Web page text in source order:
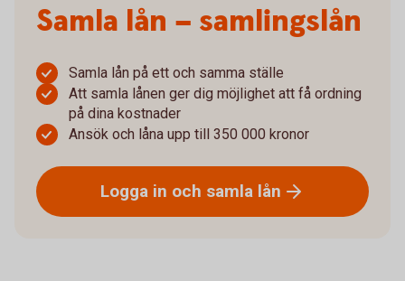
Samla lån – samlingslån
Samla lån på ett och samma ställe
Att samla lånen ger dig möjlighet att få ordning
på dina kostnader
Ansök och låna upp till 350 000 kronor
Logga in och samla lån